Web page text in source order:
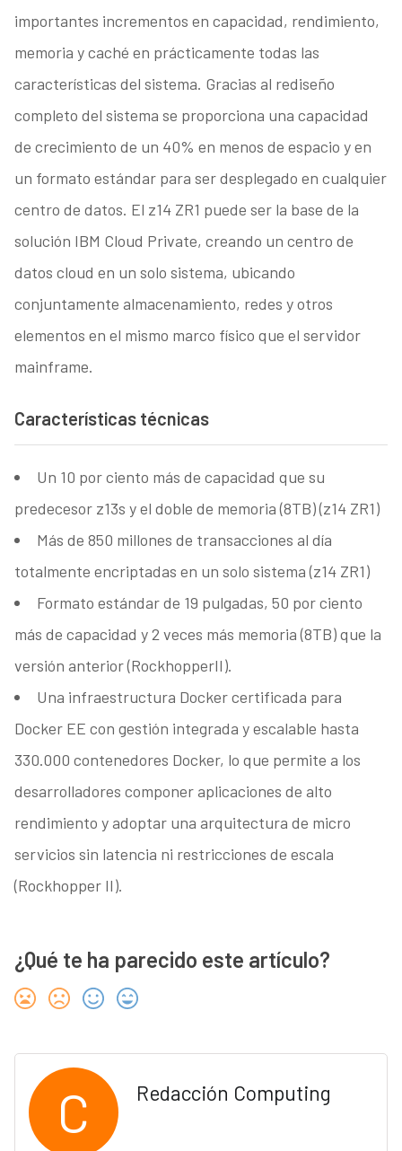
importantes incrementos en capacidad, rendimiento,
memoria y caché en prácticamente todas las
características del sistema. Gracias al rediseño
completo del sistema se proporciona una capacidad
de crecimiento de un 40% en menos de espacio y en
un formato estándar para ser desplegado en cualquier
centro de datos. El z14 ZR1 puede ser la base de la
solución IBM Cloud Private, creando un centro de
datos cloud en un solo sistema, ubicando
conjuntamente almacenamiento, redes y otros
elementos en el mismo marco físico que el servidor
mainframe.
Características técnicas
Un 10 por ciento más de capacidad que su
predecesor z13s y el doble de memoria (8TB) (z14 ZR1)
Más de 850 millones de transacciones al día
totalmente encriptadas en un solo sistema (z14 ZR1)
Formato estándar de 19 pulgadas, 50 por ciento
más de capacidad y 2 veces más memoria (8TB) que la
versión anterior (RockhopperII).
Una infraestructura Docker certificada para
Docker EE con gestión integrada y escalable hasta
330.000 contenedores Docker, lo que permite a los
desarrolladores componer aplicaciones de alto
rendimiento y adoptar una arquitectura de micro
servicios sin latencia ni restricciones de escala
(Rockhopper II).
¿Qué te ha parecido este artículo?
C Redacción Computing